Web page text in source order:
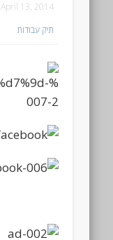
April 13, 2014
תיק עבודות